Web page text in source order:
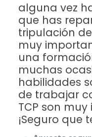
alguna vez
que has
tripulación
muy
una
muchas
habilidades
de trabajar
TCP son
¡Seguro que